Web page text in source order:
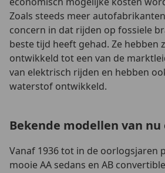
Zoals steeds meer
concern in dat rijden op fossiele
beste tijd heeft gehad. Ze hebben
ontwikkeld tot een van de
van elektrisch rijden en hebben
waterstof ontwikkeld.
Bekende modellen van
Vanaf 1936 tot in de oorlogsjaren
mooie AA sedans en AB